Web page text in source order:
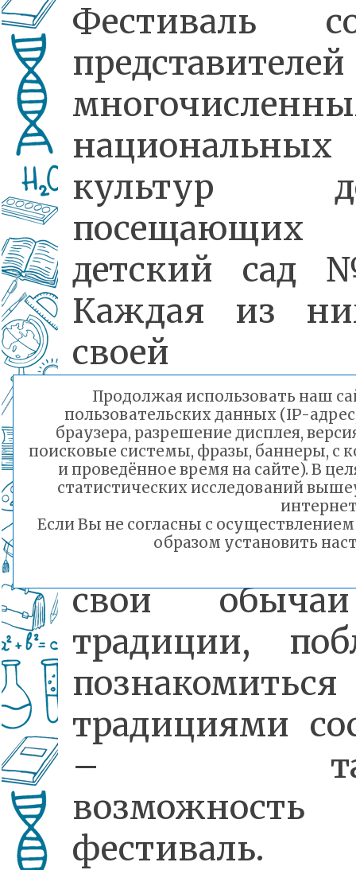
Фестиваль
представителей
национальных
культур
посещающих
детский сад
Каждая из
своей
историей,
духовными
ценностями.
свои
традиции,
традициями
–
возможность
фестиваль.
Продолжая использовать наш
пользовательских данных (IP-
браузера, разрешение дисплея,
поисковые системы, фразы, баннеры, с
и проведённое время на сайте). В
статистических исследований
Если Вы не согласны с
образом установить